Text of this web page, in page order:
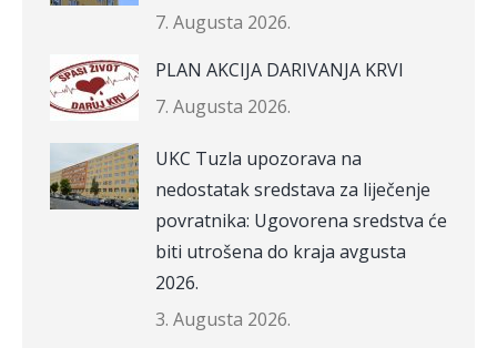
7. Augusta 2026.
PLAN AKCIJA DARIVANJA KRVI
7. Augusta 2026.
UKC Tuzla upozorava na
nedostatak sredstava za liječenje
povratnika: Ugovorena sredstva će
biti utrošena do kraja avgusta
2026.
3. Augusta 2026.